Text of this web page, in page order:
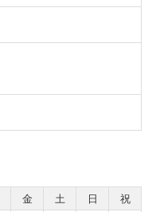
金 土 日
祝